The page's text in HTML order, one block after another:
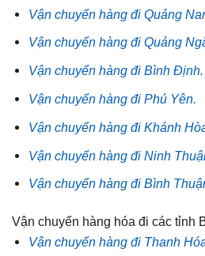
Vận chuyển hàng đi Quảng
Vận chuyển hàng đi Quảng
Vận chuyển hàng đi Bình Định.
Vận chuyển hàng đi Phú Yên.
Vận chuyển hàng đi Khánh
Vận chuyển hàng đi Ninh
Vận chuyển hàng đi Bình
Vận chuyển hàng hóa đi các tỉnh
Vận chuyển hàng đi Thanh